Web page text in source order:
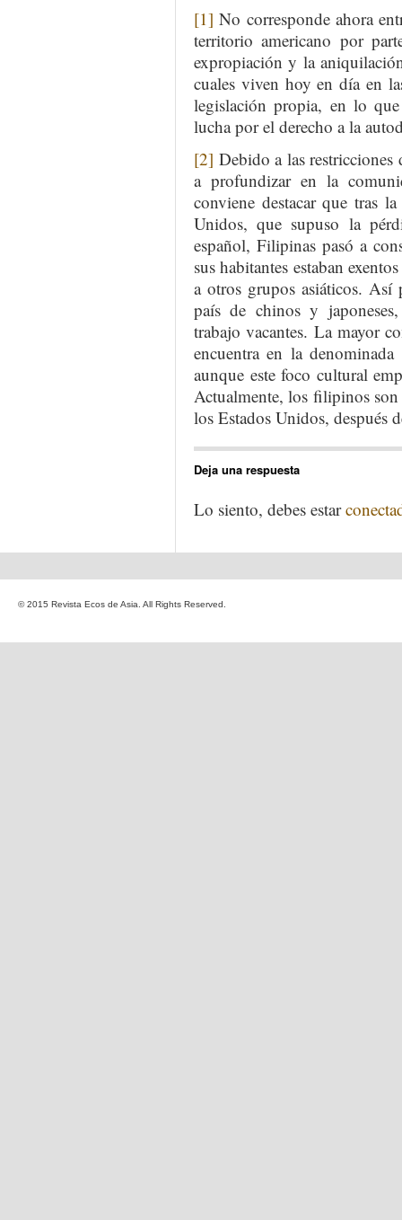
[1] No corresponde ahora
territorio americano por
expropiación y la
cuales viven hoy en día en
legislación propia, en lo
lucha por el derecho a la
[2] Debido a las restricciones
a profundizar en la
conviene destacar que tras
Unidos, que supuso la
español, Filipinas pasó a
sus habitantes estaban
a otros grupos asiáticos.
país de chinos y
trabajo vacantes. La mayor
encuentra en la
aunque este foco cultural
Actualmente, los filipinos
los Estados Unidos, después
Deja una respuesta
Lo siento, debes estar
© 2015 Revista Ecos de Asia. All Rights Reserved.